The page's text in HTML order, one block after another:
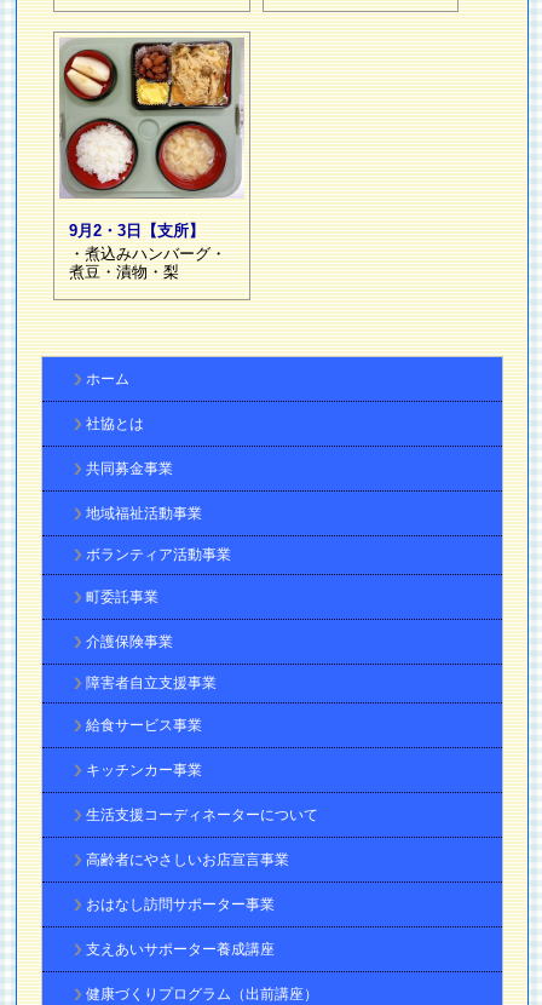
9月2・3日【支所】
・煮込みハンバーグ・
煮豆・漬物・梨
ホーム
社協とは
共同募金事業
地域福祉活動事業
ボランティア活動事業
町委託事業
介護保険事業
障害者自立支援事業
給食サービス事業
キッチンカー事業
生活支援コーディネーターについて
高齢者にやさしいお店宣言事業
おはなし訪問サポーター事業
支えあいサポーター養成講座
健康づくりプログラム（出前講座）